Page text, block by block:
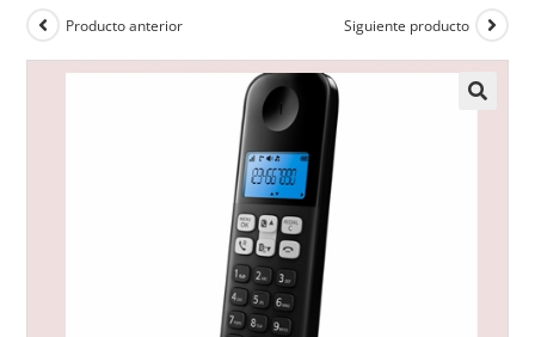
Producto anterior Siguiente producto